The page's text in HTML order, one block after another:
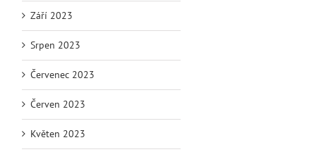
Září 2023
Srpen 2023
Červenec 2023
Červen 2023
Květen 2023